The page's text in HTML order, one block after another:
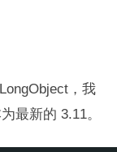
，我
最新的 3.11。